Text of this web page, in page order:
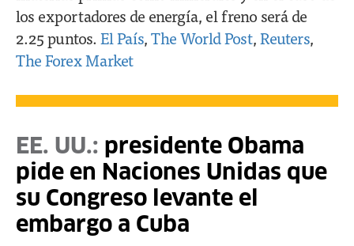
los exportadores de energía, el freno será de
2.25 puntos. El País,The World Post, Reuters,
The Forex Market
EE. UU.: presidente Obama
pide en Naciones Unidas que
su Congreso levante el
embargo a Cuba